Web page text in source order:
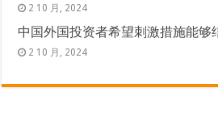
2 10 月, 2024
中国外国投资者希望刺激措施能够
2 10 月, 2024